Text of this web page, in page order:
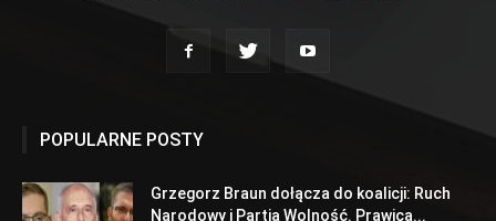
POPULARNE POSTY
Grzegorz Braun dołącza do koalicji: Ruch
Narodowy i Partia Wolność. Prawica...